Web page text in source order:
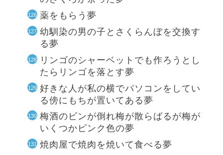
薬をもらう夢
幼馴染の男の子とさくらんぼを交換す
る夢
リンゴのシャーベットでも作ろうとし
たらリンゴを落とす夢
好きな人が私の横でパソコンをしてい
る傍にもちが置いてある夢
梅酒のビンが倒れ梅が散らばるが梅が
いくつかピンク色の夢
焼肉屋で焼肉を焼いて食べる夢